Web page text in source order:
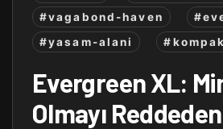
#vagabond-haven
#yasam-alani
Evergreen XL:
Olmayı